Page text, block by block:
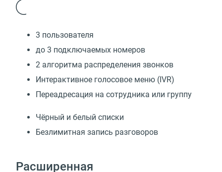
3 пользователя
до 3 подключаемых номеров
2 алгоритма распределения звонков
Интерактивное голосовое меню (IVR)
Переадресация на сотрудника или группу
Чёрный и белый списки
Безлимитная запись разговоров
Расширенная